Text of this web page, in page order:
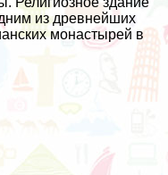
из древнейших
монастырей в